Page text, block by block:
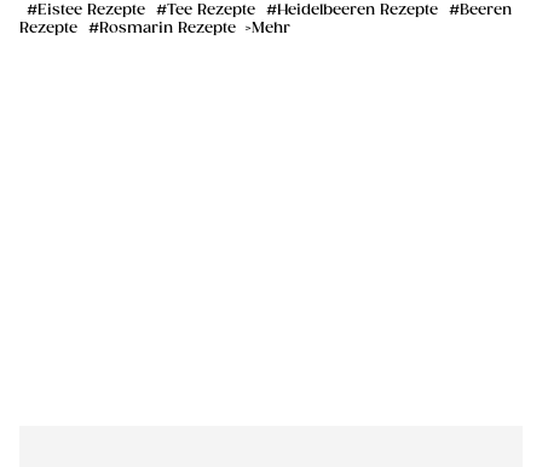
Eistee Rezepte Tee Rezepte Heidelbeeren Rezepte
Beeren
Rezepte
Rosmarin Rezepte Mehr